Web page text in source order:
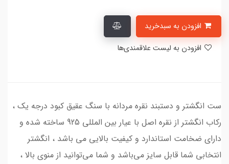
ست انگشتر و دستبند نقره مردانه با سنگ عقیق کبود درجه یک ،
رکاب انگشتر از نقره اصل با عیار بین المللی 925 ساخته شده و
دارای ضخامت استاندارد و کیفیت بالایی می‌ باشد ، انگشتر
انتخابی شما قابل سایز می‌باشد و شما می‌توانید از منوی بالا ،